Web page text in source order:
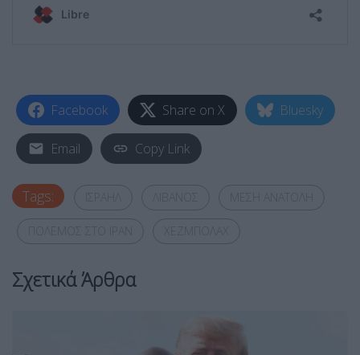
Facebook Share on X Bluesky
Email Copy Link
Tags:
Σχετικά Άρθρα